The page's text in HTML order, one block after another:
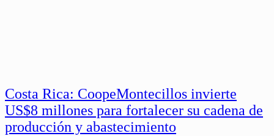
Costa Rica: CoopeMontecillos invierte
US$8 millones para fortalecer su cadena de
producción y abastecimiento